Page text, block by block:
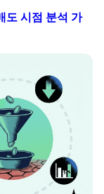
도 시점 분석 가